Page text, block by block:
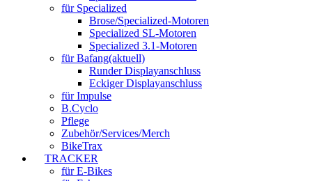
für Specialized
Brose/Specialized-Motoren
Specialized SL-Motoren
Specialized 3.1-Motoren
für Bafang(aktuell)
Runder Displayanschluss
Eckiger Displayanschluss
für Impulse
B.Cyclo
Pflege
Zubehör/Services/Merch
BikeTrax
TRACKER
für E-Bikes